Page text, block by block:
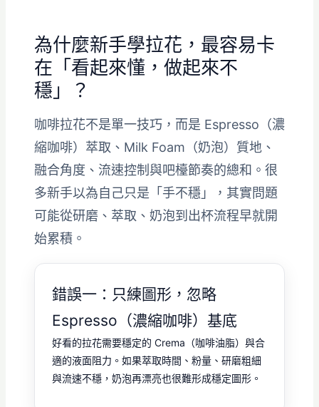
為什麼新手學拉花，最容易卡
在「看起來懂，做起來不
穩」？
咖啡拉花不是單一技巧，而是 Espresso（濃
縮咖啡）萃取、Milk Foam（奶泡）質地、
融合角度、流速控制與吧檯節奏的總和。很
多新手以為自己只是「手不穩」，其實問題
可能從研磨、萃取、奶泡到出杯流程早就開
始累積。
錯誤一：只練圖形，忽略
Espresso（濃縮咖啡）基底
好看的拉花需要穩定的 Crema（咖啡油脂）與合
適的液面阻力。如果萃取時間、粉量、研磨粗細
與流速不穩，奶泡再漂亮也很難形成穩定圖形。